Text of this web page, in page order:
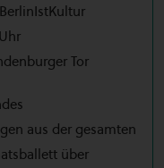
Tor
aus der gesamten
über